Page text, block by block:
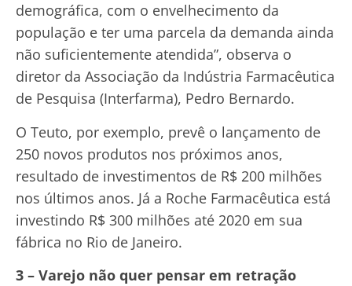
demográfica, com o envelhecimento da
população e ter uma parcela da demanda ainda
não suficientemente atendida”, observa o
diretor da Associação da Indústria Farmacêutica
de Pesquisa (Interfarma), Pedro Bernardo.
O Teuto, por exemplo, prevê o lançamento de
250 novos produtos nos próximos anos,
resultado de investimentos de R$ 200 milhões
nos últimos anos. Já a Roche Farmacêutica está
investindo R$ 300 milhões até 2020 em sua
fábrica no Rio de Janeiro.
3 – Varejo não quer pensar em retração